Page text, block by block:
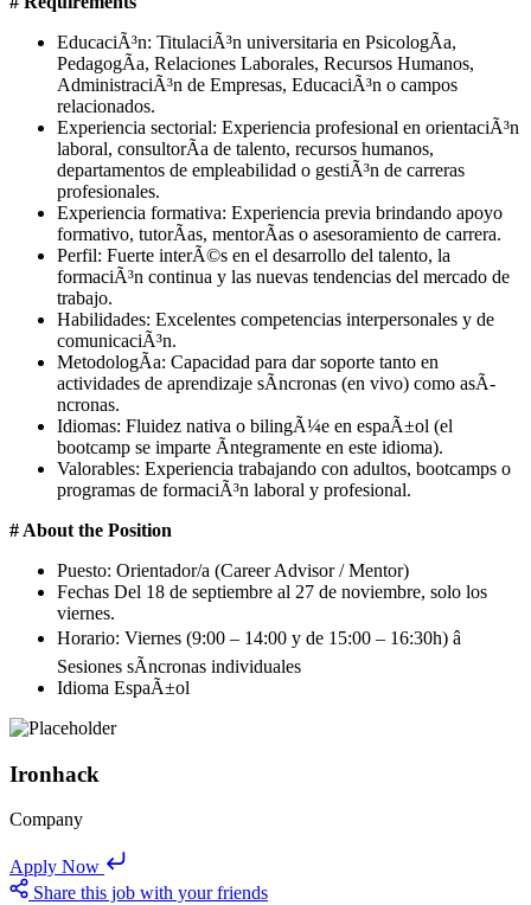
EducaciÃ³n: TitulaciÃ³n universitaria en PsicologÃ­a,
PedagogÃ­a, Relaciones Laborales, Recursos Humanos,
AdministraciÃ³n de Empresas, EducaciÃ³n o campos
relacionados.
Experiencia sectorial: Experiencia profesional en orientaciÃ³n
laboral, consultorÃ­a de talento, recursos humanos,
departamentos de empleabilidad o gestiÃ³n de carreras
profesionales.
Experiencia formativa: Experiencia previa brindando apoyo
formativo, tutorÃ­as, mentorÃ­as o asesoramiento de carrera.
Perfil: Fuerte interÃ©s en el desarrollo del talento, la
formaciÃ³n continua y las nuevas tendencias del mercado de
trabajo.
Habilidades: Excelentes competencias interpersonales y de
comunicaciÃ³n.
MetodologÃ­a: Capacidad para dar soporte tanto en
actividades de aprendizaje sÃ­ncronas (en vivo) como asÃ­
ncronas.
Idiomas: Fluidez nativa o bilingÃ¼e en espaÃ±ol (el
bootcamp se imparte Ã­ntegramente en este idioma).
Valorables: Experiencia trabajando con adultos, bootcamps o
programas de formaciÃ³n laboral y profesional.
# About the Position
Puesto: Orientador/a (Career Advisor / Mentor)
Fechas Del 18 de septiembre al 27 de noviembre, solo los
viernes.
Horario: Viernes (9:00 – 14:00 y de 15:00 – 16:30h) â
Sesiones sÃ­ncronas individuales
Idioma EspaÃ±ol
Ironhack
Company
Apply Now
Share this job with your friends